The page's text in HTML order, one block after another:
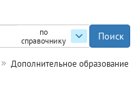
по
справочнику
Дополнительное образование